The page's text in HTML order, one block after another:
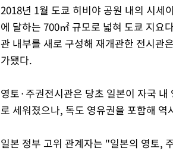
2018년 1월 도쿄 히비야 공원 내의 시세
에 달하는 700㎡ 규모로 넓혀 도쿄 지요
관 내부를 새로 구성해 재개관한 전시관
가됐다.
영토·주권전시관은 당초 일본이 자국
로 세워졌으나, 독도 영유권을 포함해
일본 정부 고위 관계자는 "일본의 영토,